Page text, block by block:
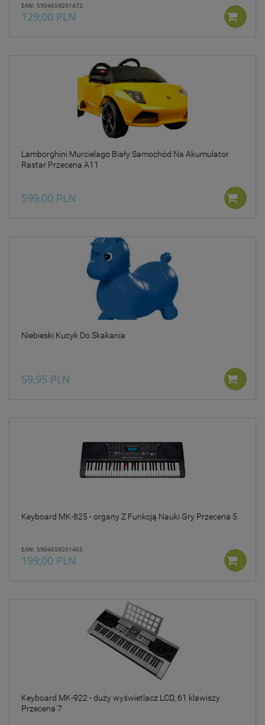
EAN: 5904659201472
129,00 PLN
Lamborghini Murcielago Biały Samochód Na Akumulator
Rastar Przecena A11
599,00 PLN
Niebieski Kucyk Do Skakania
59,95 PLN
Keyboard MK-825 - organy Z Funkcją Nauki Gry Przecena 5
EAN: 5904659201465
199,00 PLN
Keyboard MK-922 - duży wyświetlacz LCD, 61 klawiszy
Przecena 7